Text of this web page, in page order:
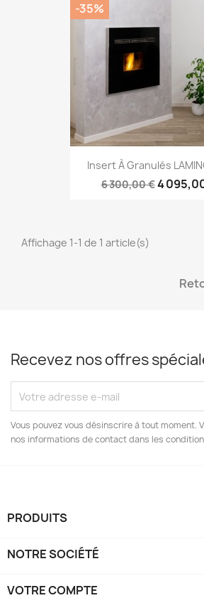
Insert À Granulés
6 300,00 €4
-35%
Affichage 1-1 de 1 article(s)
Recevez nos offres
Vous pouvez vous désinscrire à tout moment.
nos informations de contact dans les
PRODUITS
NOTRE SOCIÉTÉ
VOTRE COMPTE